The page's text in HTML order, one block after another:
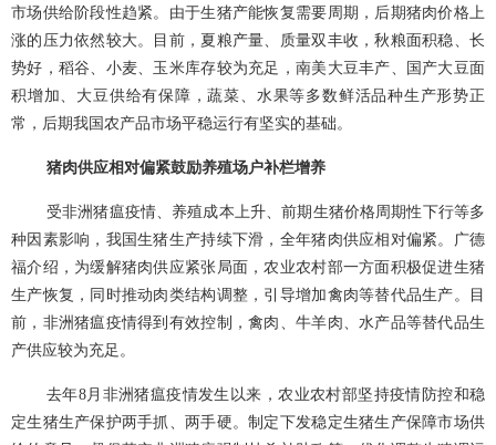
市场供给阶段性趋紧。由于生猪产能恢复需要周期，后期猪肉价格上
涨的压力依然较大。目前，夏粮产量、质量双丰收，秋粮面积稳、长
势好，稻谷、小麦、玉米库存较为充足，南美大豆丰产、国产大豆面
积增加、大豆供给有保障，蔬菜、水果等多数鲜活品种生产形势正
常，后期我国农产品市场平稳运行有坚实的基础。
猪肉供应相对偏紧鼓励养殖场户补栏增养
受非洲猪瘟疫情、养殖成本上升、前期生猪价格周期性下行等多
种因素影响，我国生猪生产持续下滑，全年猪肉供应相对偏紧。广德
福介绍，为缓解猪肉供应紧张局面，农业农村部一方面积极促进生猪
生产恢复，同时推动肉类结构调整，引导增加禽肉等替代品生产。目
前，非洲猪瘟疫情得到有效控制，禽肉、牛羊肉、水产品等替代品生
产供应较为充足。
去年8月非洲猪瘟疫情发生以来，农业农村部坚持疫情防控和稳
定生猪生产保护两手抓、两手硬。制定下发稳定生猪生产保障市场供